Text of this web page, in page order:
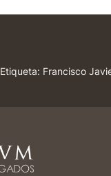
Etiqueta: Francisco